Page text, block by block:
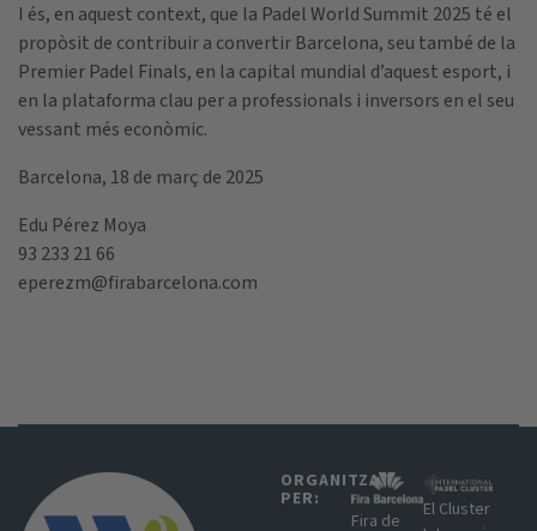
I és, en aquest context, que la Padel World Summit 2025 té el
propòsit de contribuir a convertir Barcelona, seu també de la
Premier Padel Finals, en la capital mundial d’aquest esport, i
en la plataforma clau per a professionals i inversors en el seu
vessant més econòmic.
Barcelona, 18 de març de 2025
Edu Pérez Moya
93 233 21 66
eperezm@firabarcelona.com
ORGANITZAT
PER:​
Fira de
El Cluster